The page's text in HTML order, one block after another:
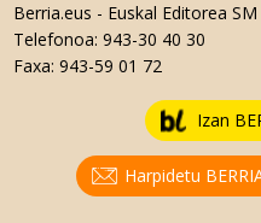
Berria.eus - Euskal Editorea SM
Telefonoa: 943-30 40 30
Faxa: 943-59 01 72
Izan
Harpidetu